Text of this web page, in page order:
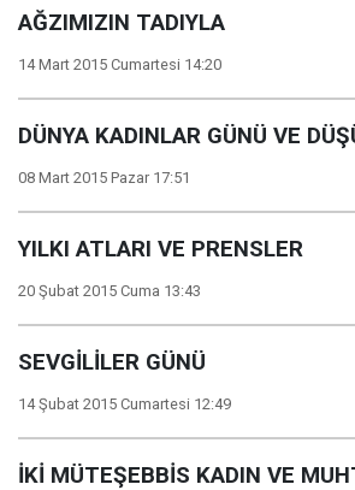
AĞZIMIZIN TADIYLA
14 Mart 2015 Cumartesi 14:20
DÜNYA KADINLAR GÜNÜ VE
08 Mart 2015 Pazar 17:51
YILKI ATLARI VE PRENSLER
20 Şubat 2015 Cuma 13:43
SEVGİLİLER GÜNÜ
14 Şubat 2015 Cumartesi 12:49
İKİ MÜTEŞEBBİS KADIN VE